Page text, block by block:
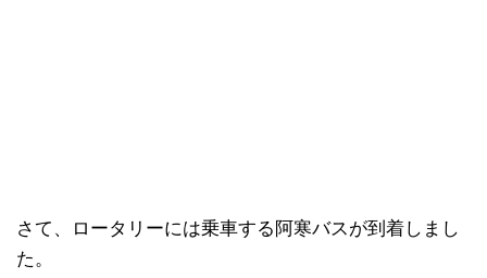
さて、ロータリーには乗車する阿寒バスが到着しまし
た。